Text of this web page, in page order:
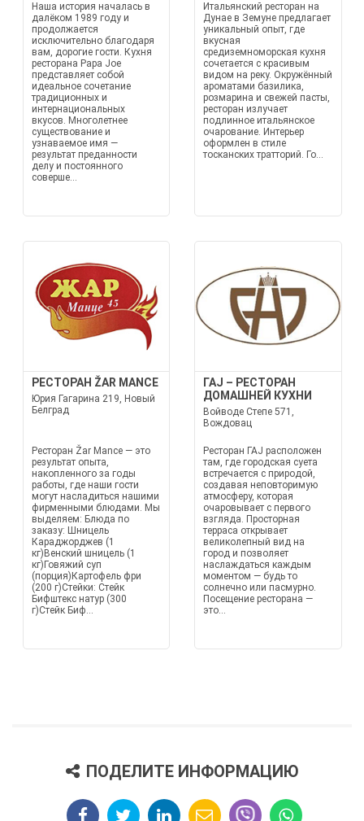
Наша история началась в
далёком 1989 году и
продолжается
исключительно благодаря
вам, дорогие гости. Кухня
ресторана Papa Joe
представляет собой
идеальное сочетание
традиционных и
интернациональных
вкусов. Многолетнее
существование и
узнаваемое имя —
результат преданности
делу и постоянного
соверше...
Итальянский ресторан на
Дунае в Земунe предлагает
уникальный опыт, где
вкусная
средиземноморская кухня
сочетается с красивым
видом на реку. Окружённый
ароматами базилика,
розмарина и свежей пасты,
ресторан излучает
подлинное итальянское
очарование. Интерьер
оформлен в стиле
тосканских тратторий. Го...
РЕСТОРАН ŽAR MANCE
Юрия Гагарина 219, Новый
Белград
Ресторан Žar Mance — это
результат опыта,
накопленного за годы
работы, где наши гости
могут насладиться нашими
фирменными блюдами. Мы
выделяем: Блюда по
заказу: Шницель
Караджорджев (1
кг)Венский шницель (1
кг)Говяжий суп
(порция)Картофель фри
(200 г)Стейки: Стейк
Бифштекс натур (300
г)Стейк Биф...
ГАЈ – РЕСТОРАН
ДОМАШНЕЙ КУХНИ
Войводе Степе 571,
Вождовац
Ресторан ГАЈ расположен
там, где городская суета
встречается с природой,
создавая неповторимую
атмосферу, которая
очаровывает с первого
взгляда. Просторная
терраса открывает
великолепный вид на
город и позволяет
наслаждаться каждым
моментом — будь то
солнечно или пасмурно.
Посещение ресторана —
это...
ПОДЕЛИТЕ ИНФОРМАЦИЮ